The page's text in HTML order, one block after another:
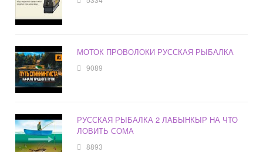
МОТОК ПРОВОЛОКИ РУССКАЯ РЫБАЛКА
9089
РУССКАЯ РЫБАЛКА 2 ЛАБЫНКЫР НА ЧТО
ЛОВИТЬ СОМА
8893